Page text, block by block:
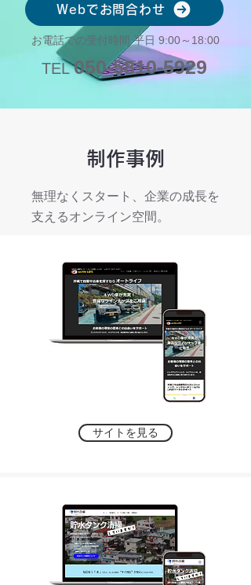
Webでお問合わせ
お電話での受付時間 平日 9:00～18:00
TEL050-5810-5929
​制作事例
無理なくスタート、企業の成長を
支えるオンライン空間。
サイトを見る